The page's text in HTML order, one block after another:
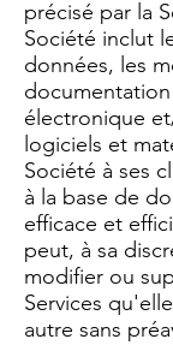
précisé par la
Société inclut
données, les
électronique
logiciels et
Société à ses
à la base de
efficace et
peut, à sa
modifier ou
Services
autre sans